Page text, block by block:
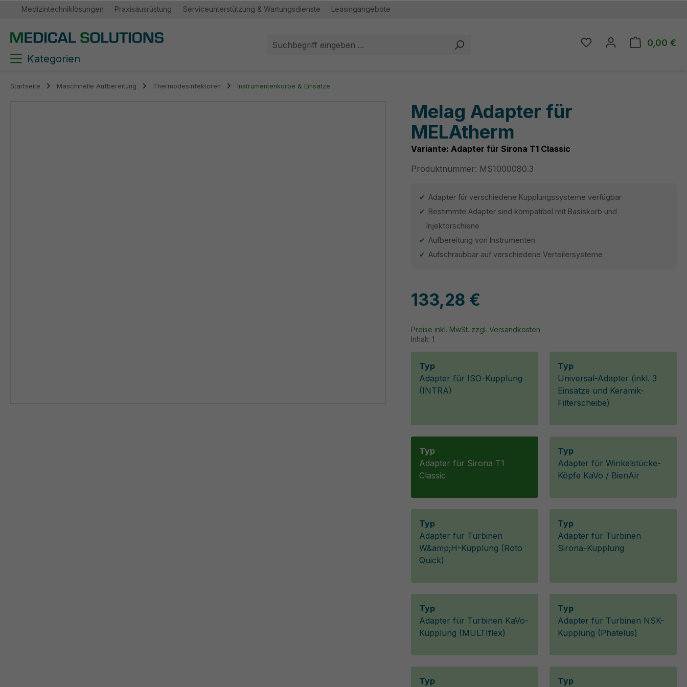
Zur Hauptnavigation springen
Medizintechniklösungen Praxisausrüstung Serviceunterstützung & Wartungsdienste Leasingangebote
Du hast 0 Produkte
0,00 €
Kategorien
Startseite Maschinelle Aufbereitung Thermodesinfektoren Instrumentenkörbe & Einsätze
Melag Adapter für
MELAtherm
Variante: Adapter für Sirona T1 Classic
Produktnummer: MS1000080.3
Adapter für verschiedene Kupplungssysteme verfügbar
Bestimmte Adapter sind kompatibel mit Basiskorb und
Injektorschiene
Aufbereitung von Instrumenten
Aufschraubbar auf verschiedene Verteilersysteme
133,28 €
Inhalt: 1
Preise inkl. MwSt. zzgl. Versandkosten
Typ
Adapter für ISO-Kupplung
(INTRA)
Typ
Universal-Adapter (inkl. 3
Einsätze und Keramik-
Filterscheibe)
Typ
Adapter für Sirona T1
Classic
Typ
Adapter für Winkelstücke-
Köpfe KaVo / BienAir
Typ
Adapter für Turbinen
W&amp;H-Kupplung (Roto
Quick)
Typ
Adapter für Turbinen
Sirona-Kupplung
Typ
Adapter für Turbinen KaVo-
Kupplung (MULTIflex)
Typ
Adapter für Turbinen NSK-
Kupplung (Phatelus)
Typ
Typ